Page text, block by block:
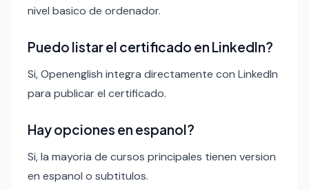
nivel basico de ordenador.
Puedo listar el certificado en LinkedIn?
Si, Openenglish integra directamente con LinkedIn
para publicar el certificado.
Hay opciones en espanol?
Si, la mayoria de cursos principales tienen version
en espanol o subtitulos.